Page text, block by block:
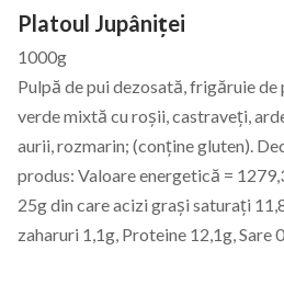
Platoul Jupâniței
1000g
Pulpă de pui dezosată, frigăruie de
verde mixtă cu roșii, castraveți,
aurii, rozmarin; (conține gluten).
produs: Valoare energetică =
25g din care acizi grași saturați
zaharuri 1,1g, Proteine 12,1g, Sare